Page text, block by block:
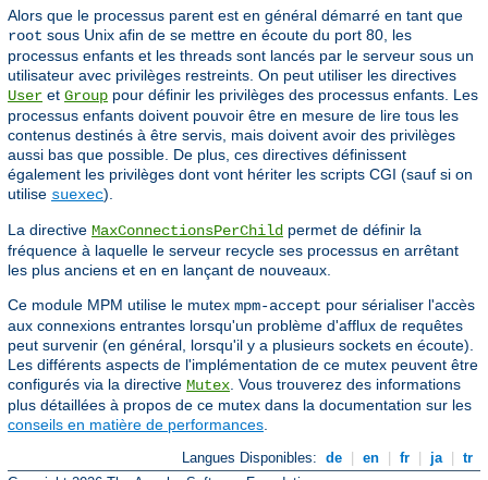
Alors que le processus parent est en général démarré en tant que
root sous Unix afin de se mettre en écoute du port 80, les
processus enfants et les threads sont lancés par le serveur sous un
utilisateur avec privilèges restreints. On peut utiliser les directives
User et Group pour définir les privilèges des processus enfants. Les
processus enfants doivent pouvoir être en mesure de lire tous les
contenus destinés à être servis, mais doivent avoir des privilèges
aussi bas que possible. De plus, ces directives définissent
également les privilèges dont vont hériter les scripts CGI (sauf si on
utilise suexec).
La directive MaxConnectionsPerChild permet de définir la
fréquence à laquelle le serveur recycle ses processus en arrêtant
les plus anciens et en en lançant de nouveaux.
Ce module MPM utilise le mutex mpm-accept pour sérialiser l'accès
aux connexions entrantes lorsqu'un problème d'afflux de requêtes
peut survenir (en général, lorsqu'il y a plusieurs sockets en écoute).
Les différents aspects de l'implémentation de ce mutex peuvent être
configurés via la directive Mutex. Vous trouverez des informations
plus détaillées à propos de ce mutex dans la documentation sur les
conseils en matière de performances.
Langues Disponibles: de en fr ja
tr